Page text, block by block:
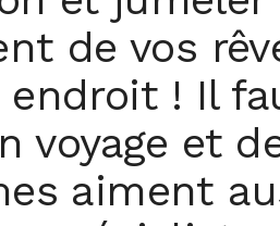
de vos
endroit ! Il
voyage et
aiment